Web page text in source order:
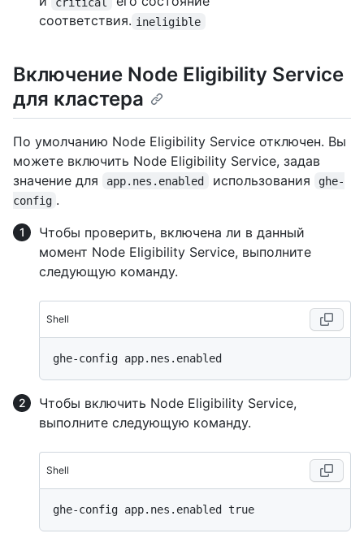
соответствия. ineligible
Включение Node Eligibility Service
для кластера
По умолчанию Node Eligibility Service отключен. Вы
можете включить Node Eligibility Service, задав
значение для
app.nes.enabled использования
ghe-
config .
Чтобы проверить, включена ли в данный
момент Node Eligibility Service, выполните
следующую команду.
Shell
Чтобы включить Node Eligibility Service,
выполните следующую команду.
Shell